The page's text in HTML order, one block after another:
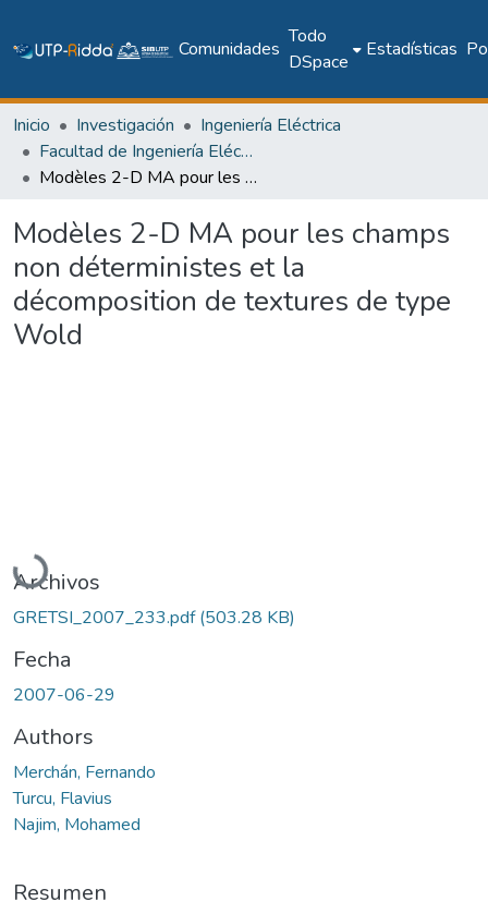
Comunidades
Todo
DSpace
Estadísticas
Inicio Investigación
Ingeniería Eléctrica
Facultad de Ingeniería Eléctrica
Modèles 2-D MA pour les champs non déterministes et la décomposition de textures de type Wold
Modèles 2-D MA pour les champs
non déterministes et la
décomposition de textures de type
Wold
Cargando...
Archivos
GRETSI_2007_233.pdf(503.28 KB)
Fecha
2007-06-29
Authors
Merchán, Fernando
Turcu, Flavius
Najim, Mohamed
Resumen